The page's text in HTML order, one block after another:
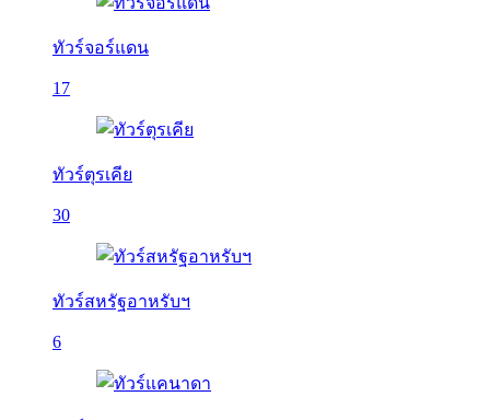
ทัวร์จอร์แดน
17
ทัวร์ตุรเคีย
30
ทัวร์สหรัฐอาหรับฯ
6